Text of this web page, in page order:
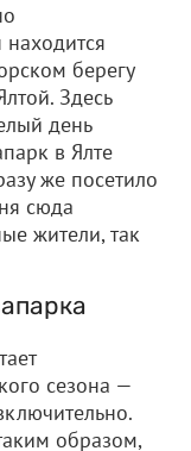
берегу
Здесь
день
в Ялте
же посетило
сюда
жители, так
сезона —
образом,